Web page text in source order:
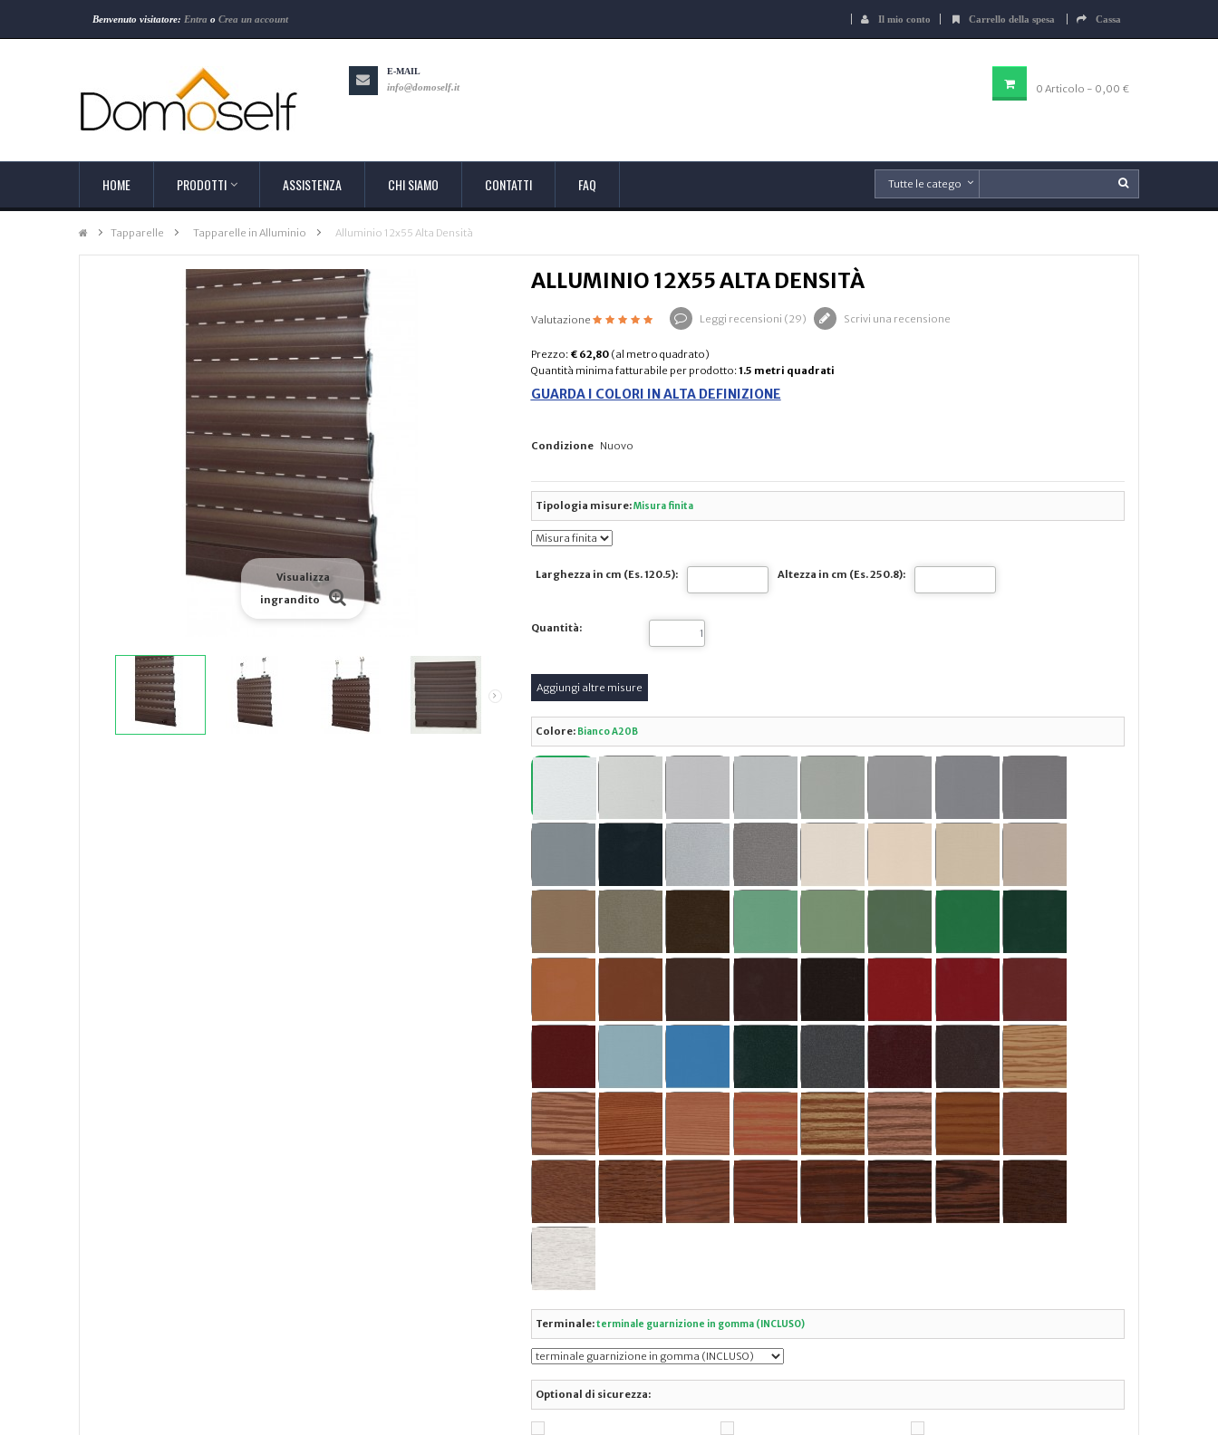
Benvenuto visitatore: Entra o Crea un account Il mio conto Carrello della spesa Cassa
0 Articolo - 0,00 €
E-MAIL
info@domoself.it
HOME PRODOTTI ASSISTENZA CHI SIAMO CONTATTI FAQ
Tapparelle > Tapparelle in Alluminio > Alluminio 12x55 Alta Densità
Visualizza
ingrandito
ALLUMINIO 12X55 ALTA DENSITÀ
Valutazione Leggi recensioni (29) Scrivi una recensione
Prezzo:€ 62,80 (al metro quadrato)
Quantità minima fatturabile per prodotto:1.5 metri quadrati
GUARDA I COLORI IN ALTA DEFINIZIONE
Condizione Nuovo
Tipologia misure:Misura finita
Larghezza in cm (Es. 120.5): Altezza in cm (Es. 250.8):
Quantità:
Colore: Bianco A20B
Terminale:terminale guarnizione in gomma (INCLUSO)
Optional di sicurezza: